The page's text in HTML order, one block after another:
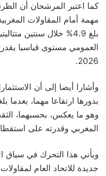
كما اعتبر المرشحان أن
مهمة أمام المقاولات
بلغ 4.9% خلال سنتين
2026.
وأشارا أيضا إلى أن
وهو ما يعكس، بحسبهما،
المغربي وقدرته على
ويأتي هذا التحرك في سياق
جديدة للاتحاد العام